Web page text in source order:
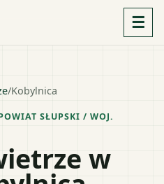
☰
/Kobylnica
SŁUPSKI / WOJ.
w